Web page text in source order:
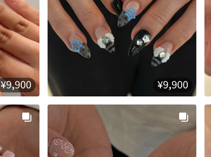
¥9,900 ¥9,900